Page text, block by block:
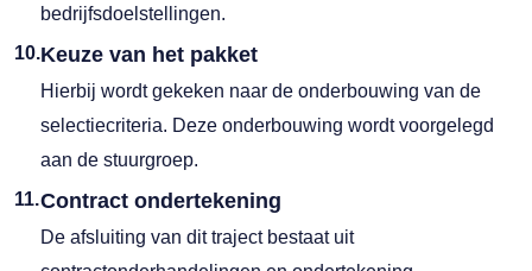
bedrijfsdoelstellingen.
Keuze van het pakket
Hierbij wordt gekeken naar de onderbouwing van de
selectiecriteria. Deze onderbouwing wordt voorgelegd
aan de stuurgroep.
Contract ondertekening
De afsluiting van dit traject bestaat uit